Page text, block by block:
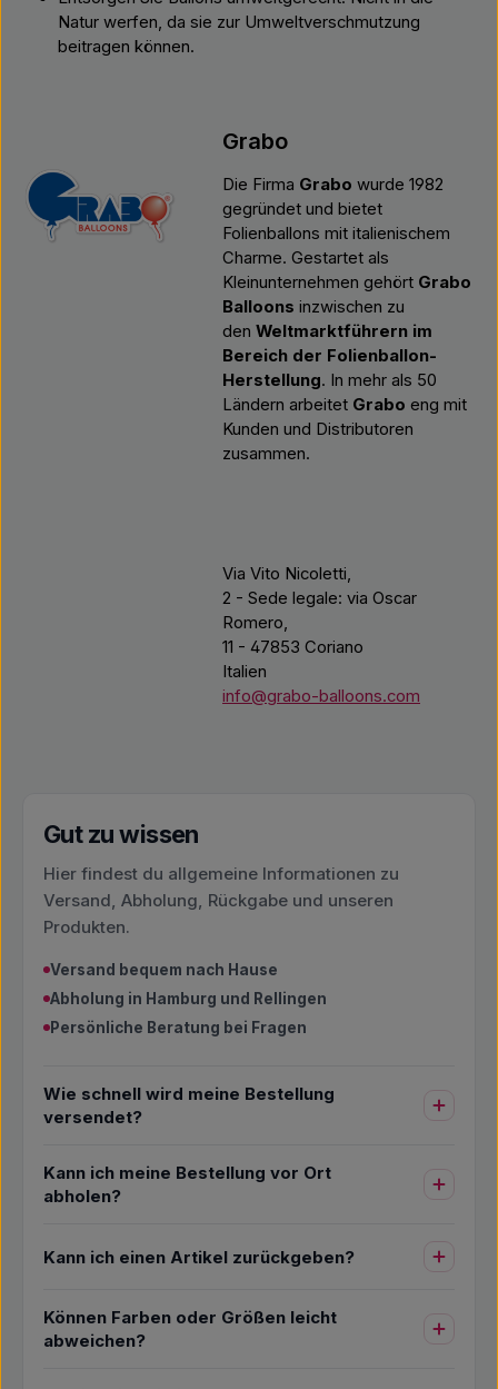
Natur werfen, da sie zur Umweltverschmutzung
beitragen können.
Grabo
Die Firma Grabo wurde 1982
gegründet und bietet
Folienballons mit italienischem
Charme. Gestartet als
Kleinunternehmen gehört Grabo
Balloons inzwischen zu
den Weltmarktführern im
Bereich der Folienballon-
Herstellung. In mehr als 50
Ländern arbeitet Grabo eng mit
Kunden und Distributoren
zusammen.
Via Vito Nicoletti,
2 - Sede legale: via Oscar
Romero,
11 - 47853 Coriano
Italien
info@grabo-balloons.com
Gut zu wissen
Hier findest du allgemeine Informationen zu
Versand, Abholung, Rückgabe und unseren
Produkten.
Versand bequem nach Hause
Abholung in Hamburg und Rellingen
Persönliche Beratung bei Fragen
Wie schnell wird meine Bestellung
versendet?
Kann ich meine Bestellung vor Ort
abholen?
Kann ich einen Artikel zurückgeben?
Können Farben oder Größen leicht
abweichen?